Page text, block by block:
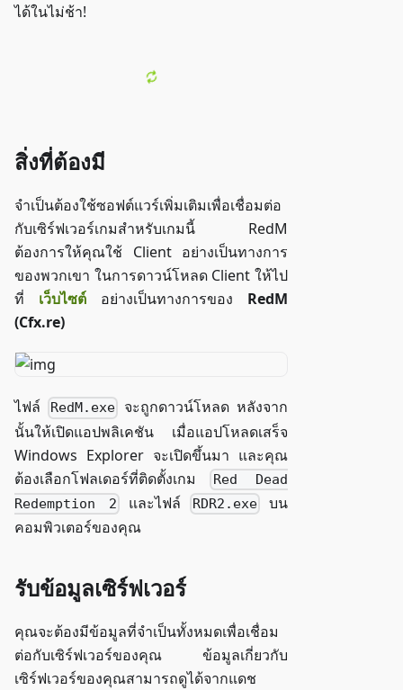
ได้ในไม่ช้า!
สิ่งที่ต้องมี
จำเป็นต้องใช้ซอฟต์แวร์เพิ่มเติมเพื่อเชื่อมต่อ
กับเซิร์ฟเวอร์เกมสำหรับเกมนี้ RedM
ต้องการให้คุณใช้ Client อย่างเป็นทางการ
ของพวกเขา ในการดาวน์โหลด Client ให้ไป
ที่ เว็บไซต์ อย่างเป็นทางการของ RedM
(Cfx.re)
ไฟล์ RedM.exe
จะถูกดาวน์โหลด หลังจาก
นั้นให้เปิดแอปพลิเคชัน เมื่อแอปโหลดเสร็จ
Windows Explorer จะเปิดขึ้นมา และคุณ
ต้องเลือกโฟลเดอร์ที่ติดตั้งเกม Red Dead
Redemption 2
และไฟล์ RDR2.exe
บน
คอมพิวเตอร์ของคุณ
รับข้อมูลเซิร์ฟเวอร์
คุณจะต้องมีข้อมูลที่จำเป็นทั้งหมดเพื่อเชื่อม
ต่อกับเซิร์ฟเวอร์ของคุณ ข้อมูลเกี่ยวกับ
เซิร์ฟเวอร์ของคุณสามารถดูได้จากแดช